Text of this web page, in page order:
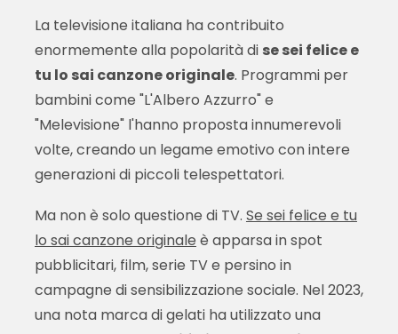
La televisione italiana ha contribuito
enormemente alla popolarità di se sei felice e
tu lo sai canzone originale. Programmi per
bambini come "L'Albero Azzurro" e
"Melevisione" l'hanno proposta innumerevoli
volte, creando un legame emotivo con intere
generazioni di piccoli telespettatori.
Ma non è solo questione di TV. Se sei felice e tu
lo sai canzone originale è apparsa in spot
pubblicitari, film, serie TV e persino in
campagne di sensibilizzazione sociale. Nel 2023,
una nota marca di gelati ha utilizzato una